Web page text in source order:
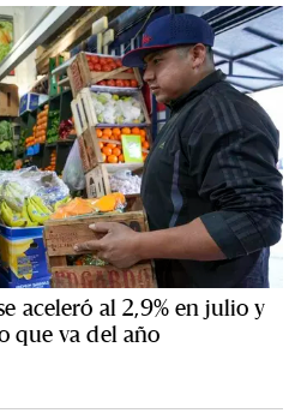
aceleró al 2,9% en julio y
que va del año